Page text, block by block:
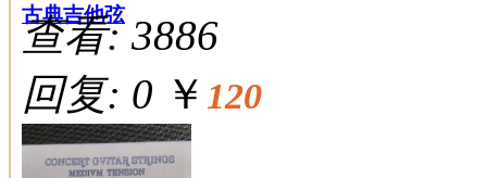
古典吉他弦
查看: 3886
回复: 0 ￥ 120